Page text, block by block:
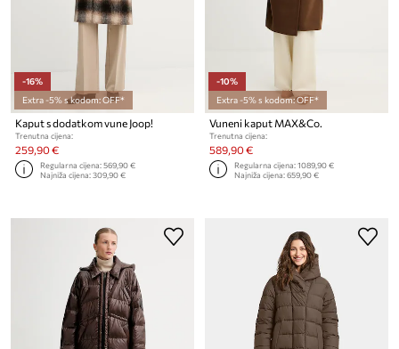
-16%
Extra -5% s kodom: OFF*
Kaput s dodatkom vune Joop!
Trenutna cijena:
259,90 €
Regularna cijena:569,90 €
Najniža cijena:309,90 €
-10%
Extra -5% s kodom: OFF*
Vuneni kaput MAX&Co.
Trenutna cijena:
589,90 €
Regularna cijena:1089,90 €
Najniža cijena:659,90 €